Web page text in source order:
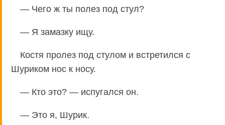
— Чего ж ты полез под стул?
— Я замазку ищу.
Костя пролез под стулом и встретился с
Шуриком нос к носу.
— Кто это? — испугался он.
— Это я, Шурик.